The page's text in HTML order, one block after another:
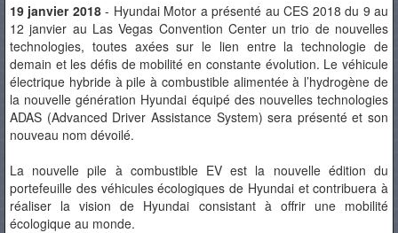
19 janvier 2018- Hyundai Motor a présenté au CES 2018 du 9 au
12 janvier au Las Vegas Convention Center un trio de nouvelles
technologies, toutes axées sur le lien entre la technologie de
demain et les défis de mobilité en constante évolution. Le véhicule
électrique hybride à pile à combustible alimentée à l’hydrogène de
la nouvelle génération Hyundai équipé des nouvelles technologies
ADAS (Advanced Driver Assistance System) sera présenté et son
nouveau nom dévoilé.
La nouvelle pile à combustible EV est la nouvelle édition du
portefeuille des véhicules écologiques de Hyundai et contribuera à
réaliser la vision de Hyundai consistant à offrir une mobilité
écologique au monde.